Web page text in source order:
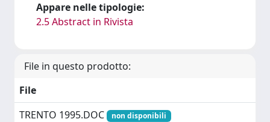
Appare nelle tipologie:
2.5 Abstract in Rivista
File in questo prodotto:
File
TRENTO 1995.DOC
non disponibili